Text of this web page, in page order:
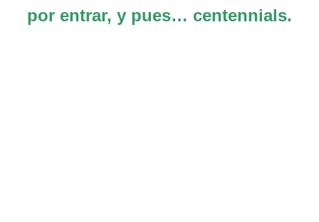
por entrar, y pues… centennials.